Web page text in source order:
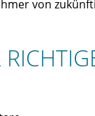
von